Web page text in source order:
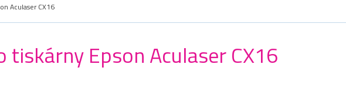
Aculaser CX16
tiskárny Epson Aculaser CX16